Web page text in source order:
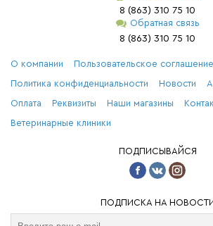
8 (863) 310 75 10
Обратная связь
8 (863) 310 75 10
О компании Пользовательское соглашение
Политика конфиденциальности Новости
Оплата Реквизиты Наши магазины
Ветеринарные клиники
ПОДПИСЫВАЙСЯ
ПОДПИСКА НА